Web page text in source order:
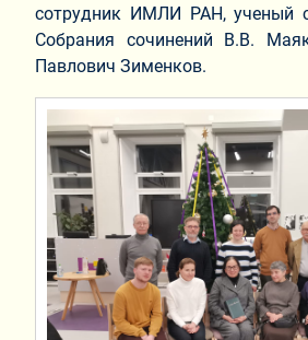
сотрудник ИМЛИ РАН, ученый
Собрания сочинений В.В.
Павлович Зименков.